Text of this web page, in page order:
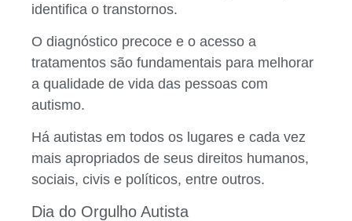
identifica o transtornos.
O diagnóstico precoce e o acesso a
tratamentos são fundamentais para melhorar
a qualidade de vida das pessoas com
autismo.
Há autistas em todos os lugares e cada vez
mais apropriados de seus direitos humanos,
sociais, civis e políticos, entre outros.
Dia do Orgulho Autista